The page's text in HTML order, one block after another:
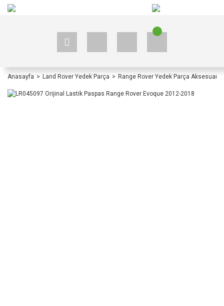
Anasayfa Land Rover Yedek Parça Range Rover Yedek Parça Aksesuar